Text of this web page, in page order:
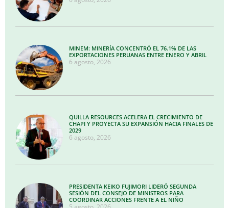
MINEM: MINERÍA CONCENTRÓ EL 76.1% DE LAS
EXPORTACIONES PERUANAS ENTRE ENERO Y ABRIL
6 agosto, 2026
QUILLA RESOURCES ACELERA EL CRECIMIENTO DE
CHAPI Y PROYECTA SU EXPANSIÓN HACIA FINALES DE
2029
6 agosto, 2026
PRESIDENTA KEIKO FUJIMORI LIDERÓ SEGUNDA
SESIÓN DEL CONSEJO DE MINISTROS PARA
COORDINAR ACCIONES FRENTE A EL NIÑO